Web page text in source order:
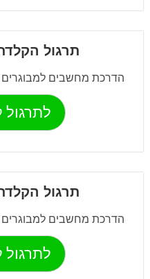
תרגול
הדרכת מחשבים למבוגרים
לתרגול
תרגול
הדרכת מחשבים למבוגרים
לתרגול